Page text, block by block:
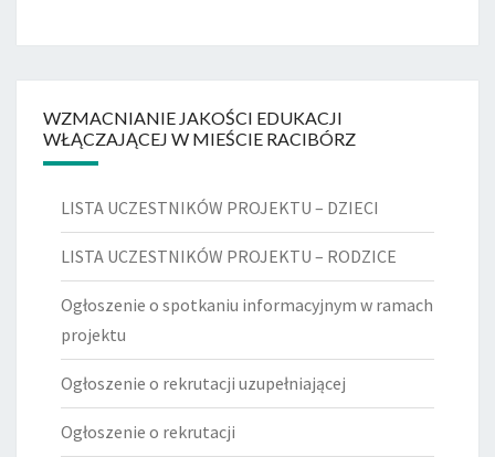
WZMACNIANIE JAKOŚCI EDUKACJI
WŁĄCZAJĄCEJ W MIEŚCIE RACIBÓRZ
LISTA UCZESTNIKÓW PROJEKTU – DZIECI
LISTA UCZESTNIKÓW PROJEKTU – RODZICE
Ogłoszenie o spotkaniu informacyjnym w ramach
projektu
Ogłoszenie o rekrutacji uzupełniającej
Ogłoszenie o rekrutacji